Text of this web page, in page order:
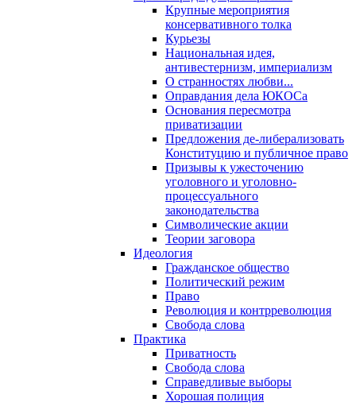
Крупные мероприятия
консервативного толка
Курьезы
Национальная идея,
антивестернизм, империализм
О странностях любви...
Оправдания дела ЮКОСа
Основания пересмотра
приватизации
Предложения де-либерализовать
Конституцию и публичное право
Призывы к ужесточению
уголовного и уголовно-
процессуального
законодательства
Символические акции
Теории заговора
Идеология
Гражданское общество
Политический режим
Право
Революция и контрреволюция
Свобода слова
Практика
Приватность
Свобода слова
Справедливые выборы
Хорошая полиция